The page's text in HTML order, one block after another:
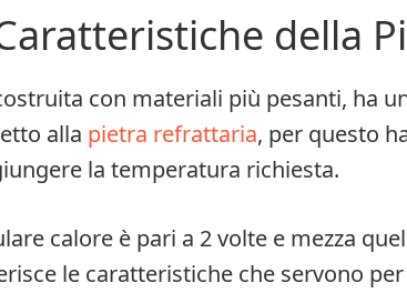
della
con materiali più pesanti, ha
alla pietra refrattaria, per questo
la temperatura richiesta.
calore è pari a 2 volte e mezza
le caratteristiche che servono